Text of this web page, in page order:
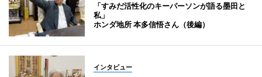
「すみだ活性化のキーパーソンが語る墨田と
私」
ホンダ地所 本多信悟さん（後編）
インタビュー